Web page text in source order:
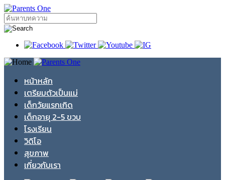
หน้าหลัก
เตรียมตัวเป็นแม่
เด็กวัยแรกเกิด
เด็กอายุ 2-5 ขวบ
โรงเรียน
วิดิโอ
สุขภาพ
เกี่ยวกับเรา